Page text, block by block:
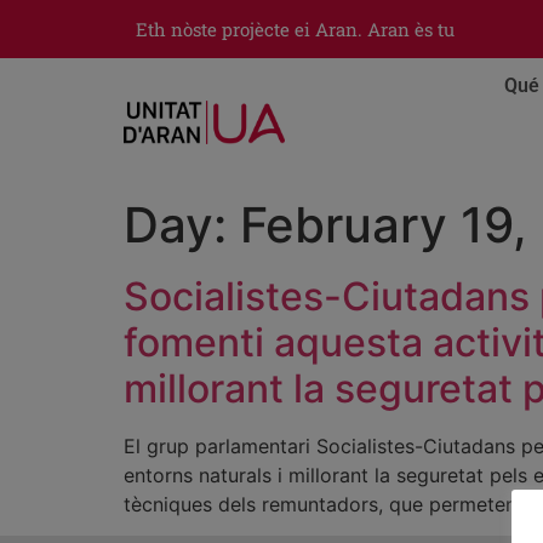
Eth nòste projècte ei Aran. Aran ès tu
Day: February
Socialistes-Ciutadans
fomenti aquesta
millorant la seguretat
El grup parlamentari Socialistes-Ciutadans
entorns naturals i millorant la seguretat pels
tècniques dels remuntadors, que permeten